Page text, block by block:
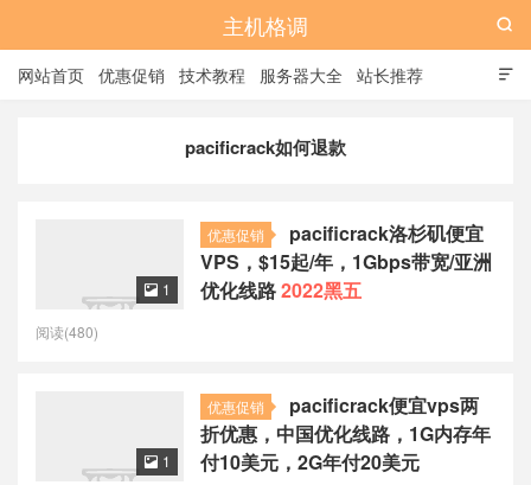
主机格调

网站首页 优惠促销 技术教程 服务器大全 站长推荐

pacificrack如何退款
优惠促销
pacificrack洛杉矶便宜
VPS，$15起/年，1Gbps带宽/亚洲
优化线路2022黑五
 1
阅读(480)
优惠促销
pacificrack便宜vps两
折优惠，中国优化线路，1G内存年
付10美元，2G年付20美元
 1